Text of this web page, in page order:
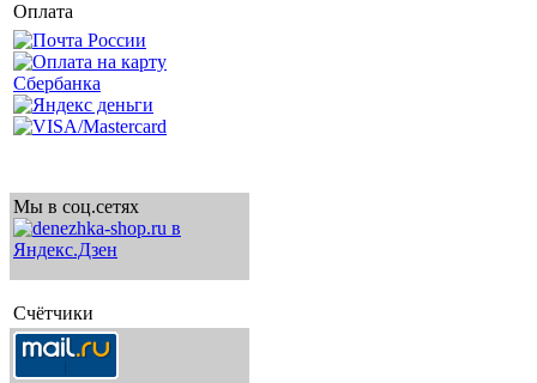
Оплата
Мы в соц.сетях
Счётчики